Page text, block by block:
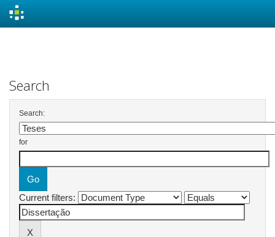
Search
Search:
for
Current filters: